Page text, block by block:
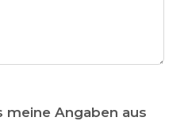
meine Angaben aus